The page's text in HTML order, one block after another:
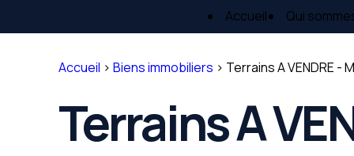
Accueil Qui
Accueil >Biens immobiliers > Terrains A VENDRE -
Terrains A